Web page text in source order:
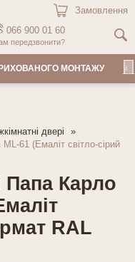
Замовлення
066 900 01 60
передзвонити?
МОНТАЖУ
двері
61 (Емаліт світло-сірий
Папа Карло
RAL